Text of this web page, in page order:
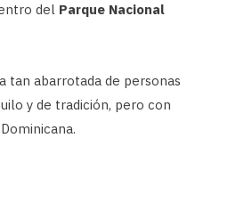
del Parque Nacional
tan abarrotada de personas
y de tradición, pero con